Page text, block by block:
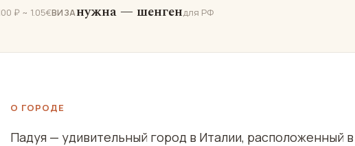
₽ ~ 1.05€ВИЗАнужна — шенгендля РФ
О ГОРОДЕ
Падуя — удивительный город в Италии, расположенный